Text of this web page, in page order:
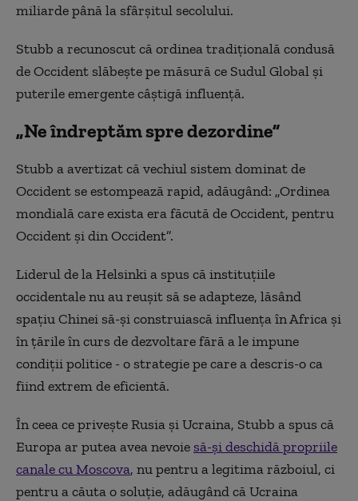
miliarde până la sfârșitul secolului.
Stubb a recunoscut că ordinea tradițională condusă
de Occident slăbește pe măsură ce Sudul Global și
puterile emergente câștigă influență.
„Ne îndreptăm spre dezordine”
Stubb a avertizat că vechiul sistem dominat de
Occident se estompează rapid, adăugând: „Ordinea
mondială care exista era făcută de Occident, pentru
Occident și din Occident”.
Liderul de la Helsinkia spus că instituțiile
occidentale nu au reușit să se adapteze, lăsând
spațiu Chinei să-și construiască influența în Africa și
în țările în curs de dezvoltare fără a le impune
condiții politice - o strategie pe care a descris-o ca
fiind extrem de eficientă.
În ceea ce privește Rusia și Ucraina, Stubb a spus că
Europa ar putea avea nevoie să-și deschidă propriile
canale cu Moscova, nu pentru a legitima războiul, ci
pentru a căuta o soluție, adăugând că Ucraina